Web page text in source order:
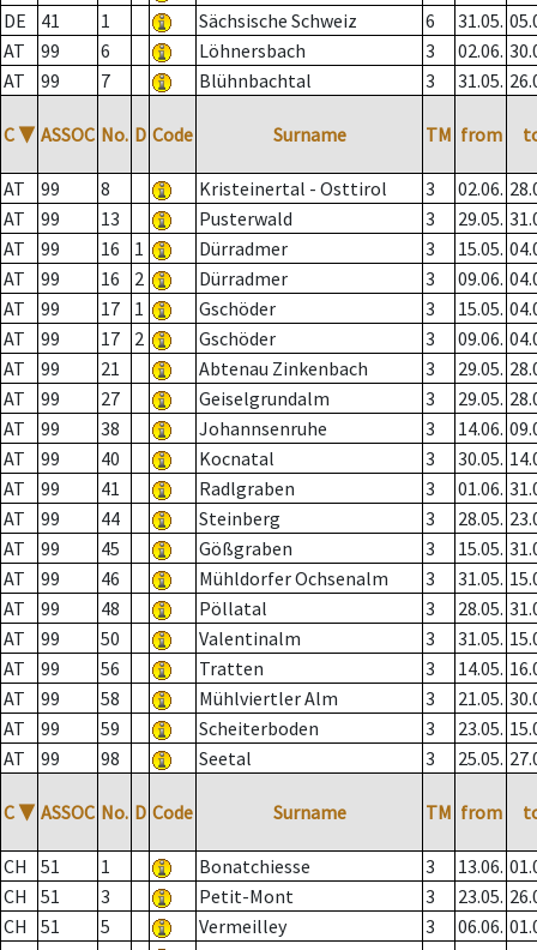
DE
41 1 Sächsische Schweiz 6 31.05.
AT
99 6 Löhnersbach 3 02.06.
AT
99 7 Blühnbachtal 3 31.05.
C ▼ ASSOC No. D Code Surname TM from
AT 99 8 Kristeinertal - Osttirol 3 02.06.
AT
99 13 Pusterwald 3 29.05.
AT
99 16 1 Dürradmer 3 15.05.
AT
99 16 2 Dürradmer 3 09.06.
AT
99 17 1 Gschöder 3 15.05.
AT
99 17 2 Gschöder 3 09.06.
AT
99 21 Abtenau Zinkenbach 3 29.05.
AT
99 27 Geiselgrundalm 3 29.05.
AT
99 38 Johannsenruhe 3 14.06.
AT
99 40 Kocnatal 3 30.05.
AT
99 41 Radlgraben 3 01.06.
AT
99 44 Steinberg 3 28.05.
AT
99 45 Gößgraben 3 15.05.
AT
99 46 Mühldorfer Ochsenalm 3 31.05.
AT
99 48 Pöllatal 3 28.05.
AT
99 50 Valentinalm 3 31.05.
AT
99 56 Tratten 3 14.05.
AT
99 58 Mühlviertler Alm 3 21.05.
AT
99 59 Scheiterboden 3 23.05.
AT
99 98 Seetal 3 25.05.
C ▼ ASSOC No. D Code Surname TM from
CH 51 1 Bonatchiesse 3 13.06.
CH
51 3 Petit-Mont 3 23.05.
CH
51 5 Vermeilley 3 06.06.